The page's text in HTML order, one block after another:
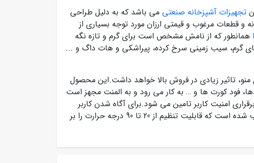
تجهیزات آشپزخانه صنعتی می باشد که به دلیل طراحی
و قطعات مرغوب و قیمتی ارزان مورد توجه بسیاری از
همانطور که از نامش مشخص است برای گرم و تازه نگه
گرم، سیب زمینی سرخ کرده، پیراشکی و هات داگ و ...
منو، تاثیر زیادی در فروش بالا خواهد داشت.این محصول
فود کورت ها و … به کار می رود و به المنت مجهز است
امنیت کاربر تامین می شود.برای آگاه شدن کاربر
از درجه حرارت، یک نشانگر بر روی بدنه دستگاه نصب شده است که قابلیت تنظیم از 20 تا 90 درجه حرارت را بر